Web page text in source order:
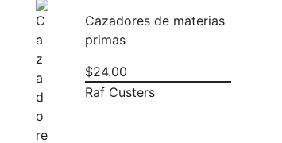
Cazadores de materias
primas
$24.00
Raf Custers